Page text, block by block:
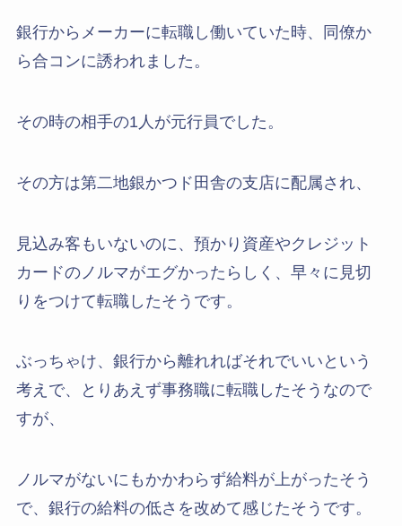
銀行からメーカーに転職し働いていた時、同僚か
ら合コンに誘われました。
その時の相手の1人が元行員でした。
その方は第二地銀かつド田舎の支店に配属され、
見込み客もいないのに、預かり資産やクレジット
カードのノルマがエグかったらしく、早々に見切
りをつけて転職したそうです。
ぶっちゃけ、銀行から離れればそれでいいという
考えで、とりあえず事務職に転職したそうなので
すが、
ノルマがないにもかかわらず給料が上がったそう
で、銀行の給料の低さを改めて感じたそうです。